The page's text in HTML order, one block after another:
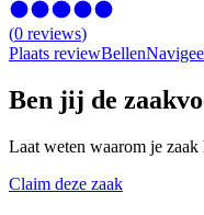
(0 reviews)
Plaats reviewBellen
Ben jij de
Laat weten waarom je zaak
Claim deze zaak